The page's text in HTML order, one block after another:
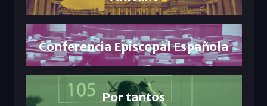
Conferencia Episcopal Española
Por tantos